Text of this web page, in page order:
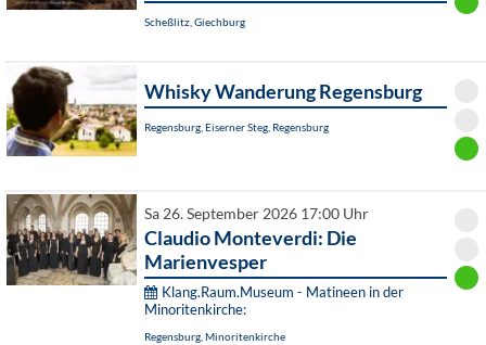
Scheßlitz, Giechburg
Whisky Wanderung Regensburg
Regensburg, Eiserner Steg, Regensburg
Sa 26. September 2026 17:00 Uhr
Claudio Monteverdi: Die
Marienvesper
Klang.Raum.Museum - Matineen in der
Minoritenkirche:
Regensburg, Minoritenkirche